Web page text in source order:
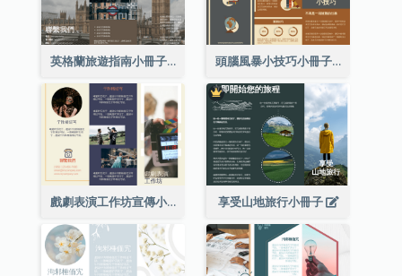
英格蘭旅遊指南小冊子 頭腦風暴小技巧小冊子
戲劇表演工作坊宣傳小冊子 享受山地旅行小冊子